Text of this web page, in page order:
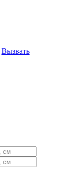
Вызвать